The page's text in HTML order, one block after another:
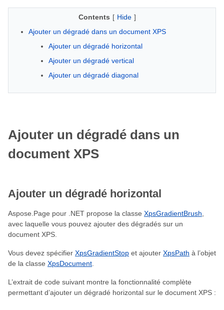
Contents [ Hide ]
Ajouter un dégradé dans un document XPS
Ajouter un dégradé horizontal
Ajouter un dégradé vertical
Ajouter un dégradé diagonal
Ajouter un dégradé dans un
document XPS
Ajouter un dégradé horizontal
Aspose.Page pour .NET propose la classe XpsGradientBrush,
avec laquelle vous pouvez ajouter des dégradés sur un
document XPS.
Vous devez spécifier XpsGradientStop et ajouter XpsPath à l’objet
de la classe XpsDocument.
L’extrait de code suivant montre la fonctionnalité complète
permettant d’ajouter un dégradé horizontal sur le document XPS :